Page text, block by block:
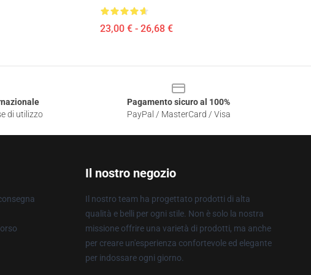
23,00 € - 26,68 €
di utilizzo
Pagamento sicuro al 100%
PayPal / MasterCard / Visa
Il nostro negozio
Il nostro team ha progettato prodotti di alta
qualità e belli per ogni stile. Non è solo la nostra
missione offrire una varietà di prodotti, ma anche
per creare un'esperienza confortevole ed elegante
per indossare ogni giorno.